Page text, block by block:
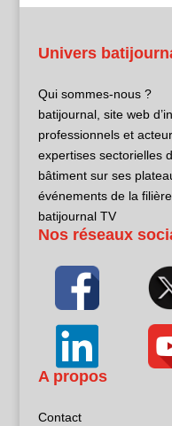
Univers
Qui sommes-nous ?
batijournal, site web
professionnels et
expertises sectorielles
bâtiment sur ses
événements de la
batijournal TV
Nos réseaux
A propos
Contact